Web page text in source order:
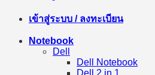
เข้าสู่ระบบ / ลงทะเบียน
Notebook
Dell
Dell Notebook
Dell 2 in 1